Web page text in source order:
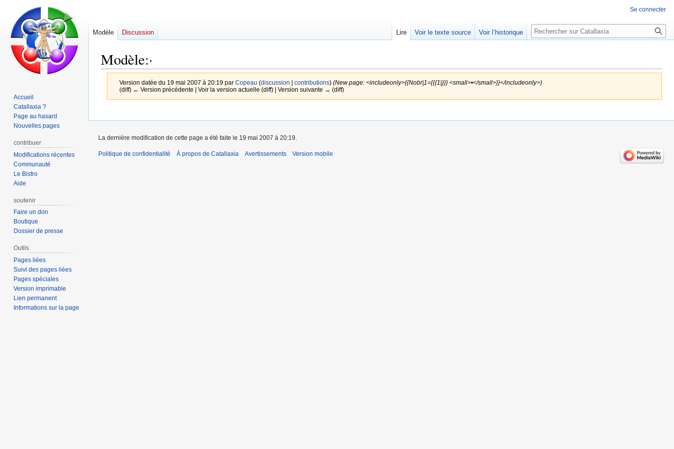
Modèle:·
Version datée du 19 mai 2007 à 20:19 par Copeau (discussion contributions) (New page: <includeonly>{{Nobr|1={{{1|}}} <small>•</small>}}</includeonly>)
(diff) ← Version précédente | Voir la version actuelle (diff) | Version suivante → (diff)
la
la
Se connecter
Modèle Discussion Lire Voir le texte source Voir l’historique Rechercher
Accueil
Catallaxia ?
Page au hasard
Nouvelles pages
contribuer
Modifications récentes
Communauté
Le Bistro
Aide
soutenir
Faire un don
Boutique
Dossier de presse
Outils
Pages liées
Suivi des pages liées
Pages spéciales
Version imprimable
Lien permanent
Informations sur la page
La dernière modification de cette page a été faite le 19 mai 2007 à 20:19.
Politique de confidentialité À propos de Catallaxia Avertissements Version mobile